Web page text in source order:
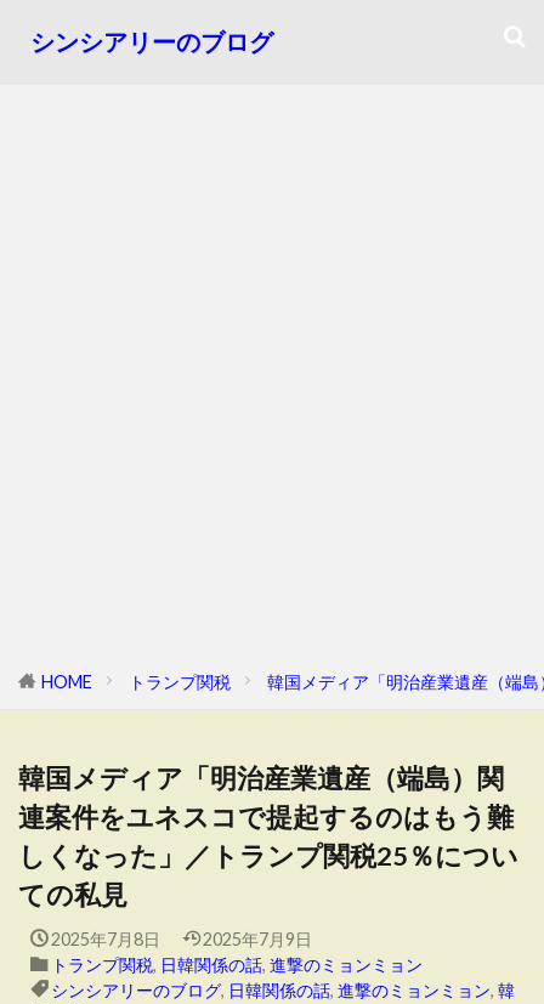
シンシアリーのブログ
HOME トランプ関税 韓国メディア「明治産業遺産（端
韓国メディア「明治産業遺産（端島）関
連案件をユネスコで提起するのはもう難
しくなった」／トランプ関税25％につい
ての私見
2025年7月8日
2025年7月9日
トランプ関税, 日韓関係の話, 進撃のミョンミョン
シンシアリーのブログ, 日韓関係の話, 進撃のミョンミョン, 韓